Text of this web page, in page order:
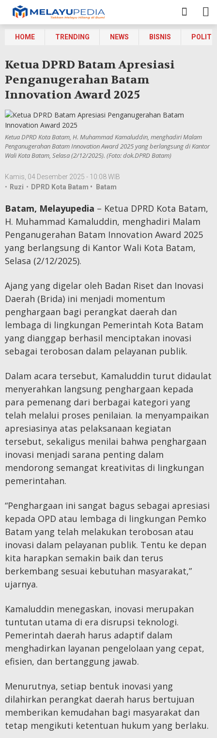
HOME TRENDING NEWS BISNIS
Ketua DPRD Batam Apresiasi
Penganugerahan Batam
Innovation Award 2025
Ketua DPRD Kota Batam, H. Muhammad Kamaluddin, menghadiri Malam
Penganugerahan Batam Innovation Award 2025 yang berlangsung di Kantor
Wali Kota Batam, Selasa (2/12/2025). (Foto: dok.DPRD Batam)
Kamis, 04 Desember 2025 - 10:08 WIB
• Ruzi • DPRD Kota Batam • Batam
Batam, Melayupedia – Ketua DPRD Kota Batam,
H. Muhammad Kamaluddin, menghadiri Malam
Penganugerahan Batam Innovation Award 2025
yang berlangsung di Kantor Wali Kota Batam,
Selasa (2/12/2025).
Ajang yang digelar oleh Badan Riset dan Inovasi
Daerah (Brida) ini menjadi momentum
penghargaan bagi perangkat daerah dan
lembaga di lingkungan Pemerintah Kota Batam
yang dianggap berhasil menciptakan inovasi
sebagai terobosan dalam pelayanan publik.
Dalam acara tersebut, Kamaluddin turut didaulat
menyerahkan langsung penghargaan kepada
para pemenang dari berbagai kategori yang
telah melalui proses penilaian. Ia menyampaikan
apresiasinya atas pelaksanaan kegiatan
tersebut, sekaligus menilai bahwa penghargaan
inovasi menjadi sarana penting dalam
mendorong semangat kreativitas di lingkungan
pemerintahan.
“Penghargaan ini sangat bagus sebagai apresiasi
kepada OPD atau lembaga di lingkungan Pemko
Batam yang telah melakukan terobosan atau
inovasi dalam pelayanan publik. Tentu ke depan
kita harapkan semakin baik dan terus
berkembang sesuai kebutuhan masyarakat,”
ujarnya.
Kamaluddin menegaskan, inovasi merupakan
tuntutan utama di era disrupsi teknologi.
Pemerintah daerah harus adaptif dalam
menghadirkan layanan pengelolaan yang cepat,
efisien, dan bertanggung jawab.
Menurutnya, setiap bentuk inovasi yang
dilahirkan perangkat daerah harus bertujuan
memberikan kemudahan bagi masyarakat dan
tetap mengikuti ketentuan hukum yang berlaku.